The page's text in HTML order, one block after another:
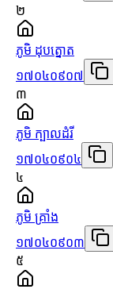
២
ភូមិ ដុបត្នោត
១៧០៤០៩០៧
៣
ភូមិ ក្បាលដំរី
១៧០៤០៩០៤
៤
ភូមិ គ្រាំង
១៧០៤០៩០៣
៥